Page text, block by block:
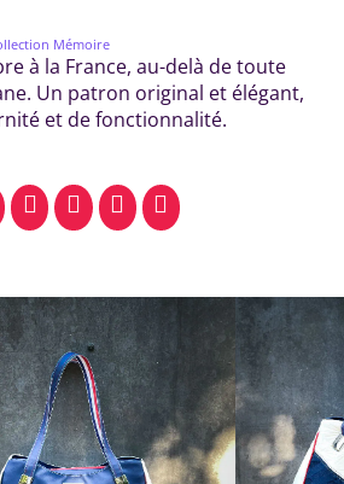
Mémoire
à la France, au-delà de toute
Un patron original et élégant,
et de fonctionnalité.
facebookpinterestwhatsapp
SMS email